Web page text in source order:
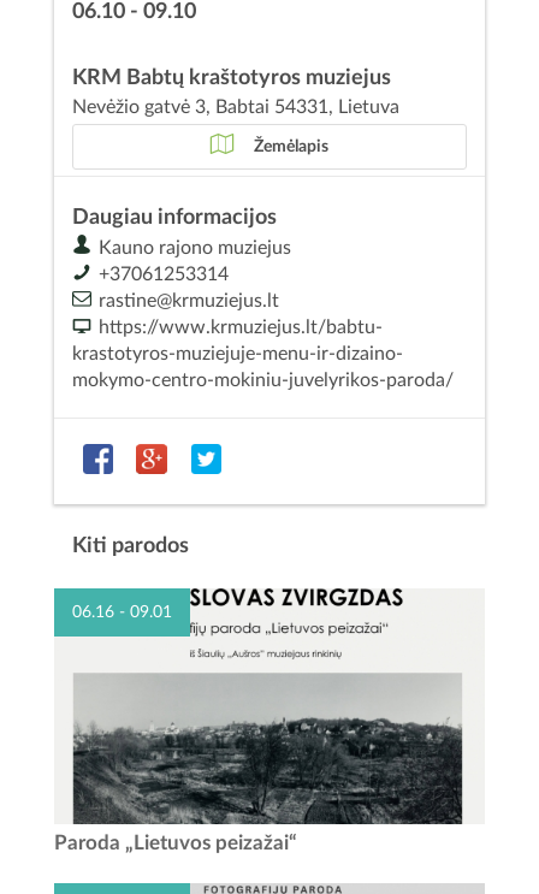
06.10 - 09.10
KRM Babtų kraštotyros muziejus
Nevėžio gatvė 3, Babtai 54331, Lietuva
Žemėlapis
Daugiau informacijos
Kauno rajono muziejus
+37061253314
rastine@krmuziejus.lt
https://www.krmuziejus.lt/babtu-
krastotyros-muziejuje-menu-ir-dizaino-
mokymo-centro-mokiniu-juvelyrikos-paroda/
Kiti parodos
06.16 - 09.01
Raudondvario pilyje įsikūrusiame Kauno rajono muziejuje
Žvirgždo paroda „Lietuvos peizažai“ iš Šiaulių...
Paroda „Lietuvos peizažai“